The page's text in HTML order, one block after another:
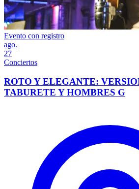
Evento con registro
ago.
27
Conciertos
ROTO Y ELEGANTE:
TABURETE Y HOMBRES G